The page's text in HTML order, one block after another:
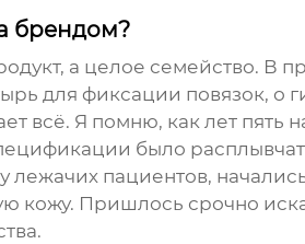
брендом?
а целое семейство. В
для фиксации повязок, о
всё. Я помню, как лет пять
было
лежачих пациентов,
кожу. Пришлось срочно